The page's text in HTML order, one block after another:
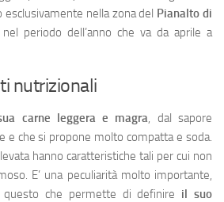
esclusivamente nella zona del Pianalto di
periodo dell’anno che va da aprile a
nutrizionali
carne leggera e magra, dal sapore
e che si propone molto compatta e soda.
hanno caratteristiche tali per cui non
E’ una peculiarità molto importante,
che permette di definire il suo